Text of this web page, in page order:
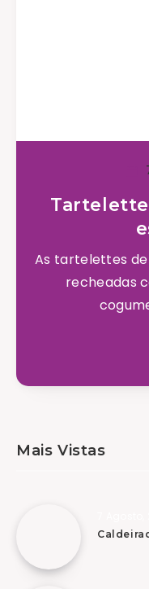
As tartelettes de
recheadas
Mais Vistas